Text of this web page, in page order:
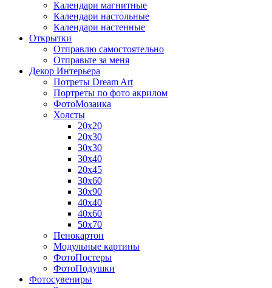
Календари магнитные
Календари настольные
Календари настенные
Открытки
Отправлю самостоятельно
Отправьте за меня
Декор Интерьера
Потреты Dream Art
Портреты по фото акрилом
ФотоМозаика
Холсты
20х20
20х30
30х30
30х40
20х45
30х60
30х90
40х40
40х60
50х70
Пенокартон
Модульные картины
ФотоПостеры
ФотоПодушки
Фотоcувениры